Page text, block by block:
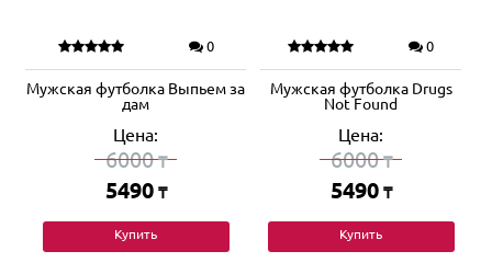
0
Мужская футболка Выпьем за
дам
Цена:
6000₸
5490 ₸
Купить
0
Мужская футболка Drugs
Not Found
Цена:
6000₸
5490 ₸
Купить